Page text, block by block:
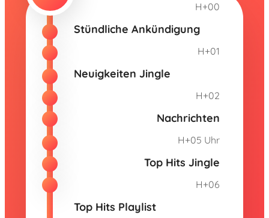
H+00
Stündliche Ankündigung
H+01
Neuigkeiten Jingle
H+02
Nachrichten
H+05 Uhr
Top Hits Jingle
H+06
Top Hits Playlist